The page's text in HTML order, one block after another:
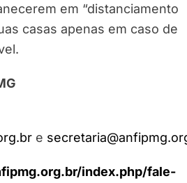
em “distanciamento
casas apenas em caso de
e
index.php/fale-